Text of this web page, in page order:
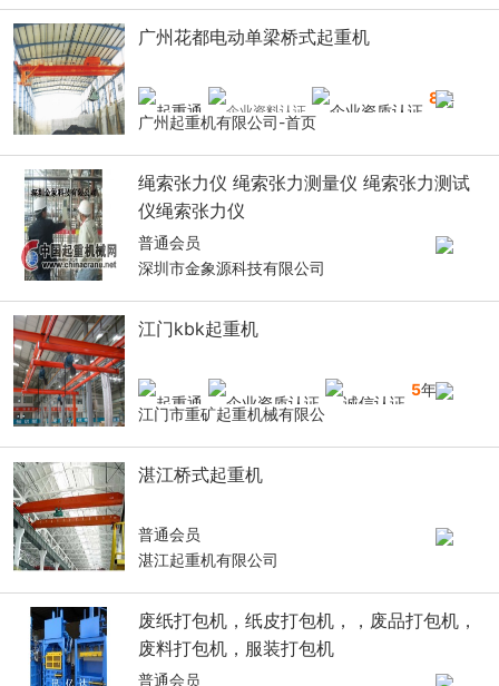
广州花都电动单梁桥式起重机
8年
广州起重机有限公司-首页
绳索张力仪 绳索张力测量仪 绳索张力测试
仪绳索张力仪
普通会员
深圳市金象源科技有限公司
江门kbk起重机
5年
江门市重矿起重机械有限公
湛江桥式起重机
普通会员
湛江起重机有限公司
废纸打包机，纸皮打包机，，废品打包机，
废料打包机，服装打包机
普通会员